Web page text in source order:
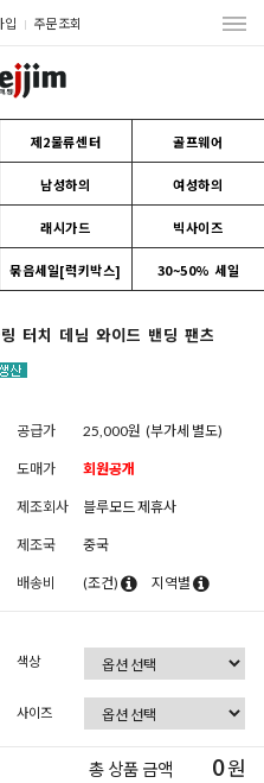
입 주문조회
제2물류센터 골프웨어
남성하의 여성하의
래시가드 빅사이즈
묶음세일[럭키박스] 30~50% 세일
터치 데님 와이드 밴딩 팬츠
공급가 25,000원 (부가세 별도)
도매가 회원공개
제조회사 블루모드 제휴사
제조국 중국
배송비 (조건) 지역별
색상
사이즈
총 상품 금액 0원